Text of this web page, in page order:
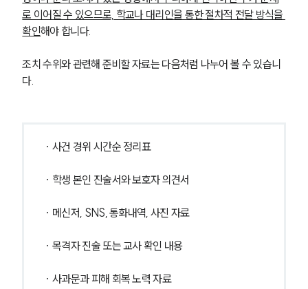
로 이어질 수 있으므로, 학교나 대리인을 통한 절차적 전달 방식을
확인해야 합니다.
조치 수위와 관련해 준비할 자료는 다음처럼 나누어 볼 수 있습니
다.
· 사건 경위 시간순 정리표
· 학생 본인 진술서와 보호자 의견서
· 메신저, SNS, 통화내역, 사진 자료
· 목격자 진술 또는 교사 확인 내용
· 사과문과 피해 회복 노력 자료